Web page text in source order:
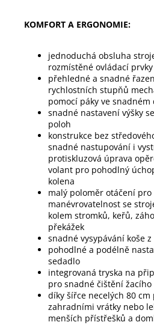
KOMFORT A ERGONOMIE:
jednoduchá obsluha
rozmístěné ovládací prvky
přehledné a snadné
rychlostních stupňů
pomocí páky ve
snadné nastavení výšky
poloh
konstrukce bez
snadné nastupování i
protiskluzová úprava
volant pro pohodlný
kolena
malý poloměr otáčení
manévrovatelnost se
kolem stromků, keřů,
překážek
snadné vysypávání koše
pohodlné a podélně
sedadlo
integrovaná tryska na
pro snadné čištění
díky šířce necelých 80
zahradními vrátky nebo
menších přístřešků a